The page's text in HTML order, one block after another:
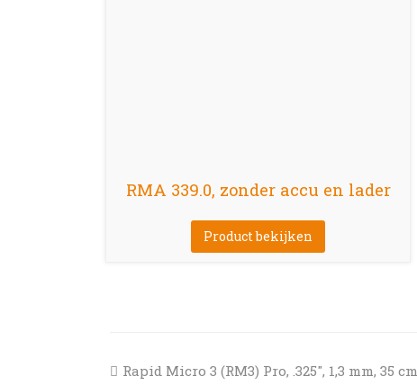
RMA 339.0, zonder accu en lader
Product bekijken
previous
Rapid Micro 3 (RM3) Pro, .325″, 1,3 mm, 35 cm